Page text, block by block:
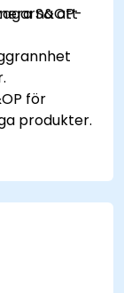
S&OP-
att
för
produkter.
mellan
S&OP-